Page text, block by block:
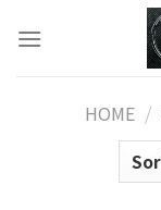
to
HOME /